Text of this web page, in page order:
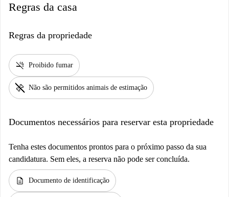
Regras da casa
Regras da propriedade
smoke_free Proibido fumar
pet_supplies Não são permitidos animais de estimação
Documentos necessários para reservar esta propriedade
Tenha estes documentos prontos para o próximo passo da sua
candidatura. Sem eles, a reserva não pode ser concluída.
description Documento de identificação